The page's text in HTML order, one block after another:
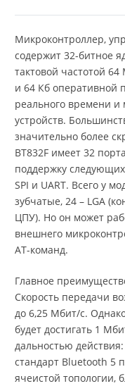
Микроконтроллер,
содержит 32-битное
тактовой частотой
и 64 Кб оперативной
реального времени
устройств.
значительно более
BT832F имеет 32
поддержку
SPI и UART. Всего у
зубчатые, 24 – LGA
ЦПУ). Но он может
внешнего
AT-команд.
Главное
Скорость передачи
до 6,25 Мбит/с.
будет достигать 1
дальностью
стандарт Bluetooth 5
ячеистой топологии,